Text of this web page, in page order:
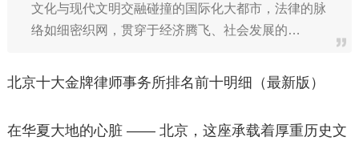
文化与现代文明交融碰撞的国际化大都市，法律的脉
络如细密织网，贯穿于经济腾飞、社会发展的…
北京十大金牌律师事务所排名前十明细（最新版）
在华夏大地的心脏 —— 北京，这座承载着厚重历史文